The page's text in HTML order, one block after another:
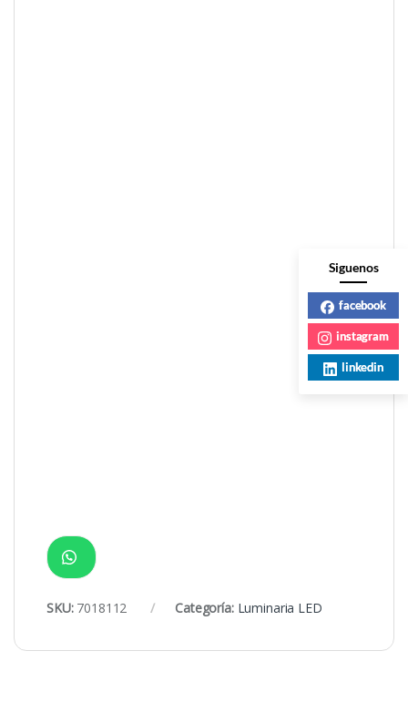
SKU: 7018112 Categoría: Luminaria LED
Siguenos
facebook
instagram
linkedin